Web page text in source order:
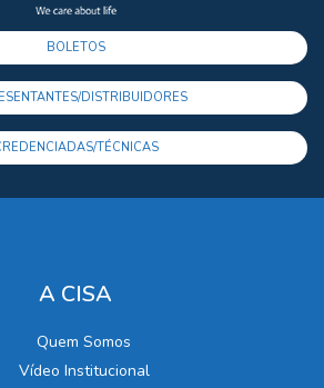
BOLETOS
DISTRIBUIDORES
TÉCNICAS
A CISA
Quem Somos
Vídeo Institucional